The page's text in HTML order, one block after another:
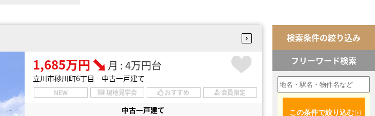
1,685万円 月 : 4万円台
立川市砂川町6丁目 中古一戸建て
NEW 現地見学会 おすすめ 会員限定
中古一戸建て
検索条件の絞り込み
フリーワード検索
この条件で絞り込む